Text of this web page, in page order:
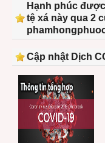
Hạnh phúc
tệ xá này qua 2
Cập nhật Dịch